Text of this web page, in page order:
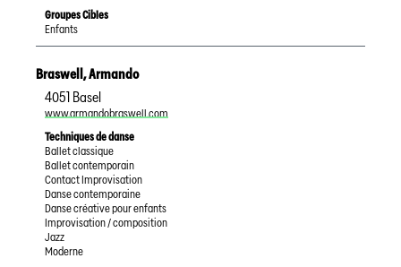
Groupes Cibles
Enfants
Braswell,Armando
4051 Basel
www.armandobraswell.com
Techniques de danse
Ballet classique
Ballet contemporain
Contact Improvisation
Danse contemporaine
Danse créative pour enfants
Improvisation / composition
Jazz
Moderne